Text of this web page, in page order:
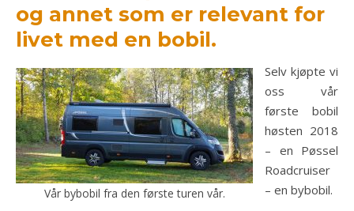
og annet som er relevant for
livet med en bobil.
Vår bybobil fra den første turen vår.
Selv kjøpte vi
oss vår
første bobil
høsten 2018
– en Pøssel
Roadcruiser
– en bybobil.